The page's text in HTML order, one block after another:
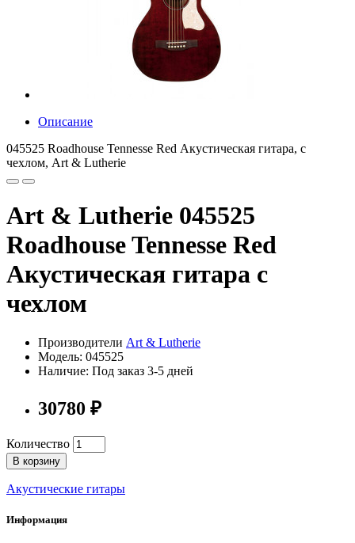
Описание
045525 Roadhouse Tennesse Red Акустическая гитара, с
чехлом, Art & Lutherie
Art & Lutherie 045525
Roadhouse Tennesse Red
Акустическая гитара с
чехлом
Производители Art & Lutherie
Модель: 045525
Наличие: Под заказ 3-5 дней
30780 ₽
Количество
В корзину
Акустические гитары
Информация